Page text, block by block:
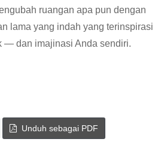
ruangan apa pun dengan
lama yang indah yang terinspirasi
— dan imajinasi Anda sendiri.
Unduh sebagai PDF